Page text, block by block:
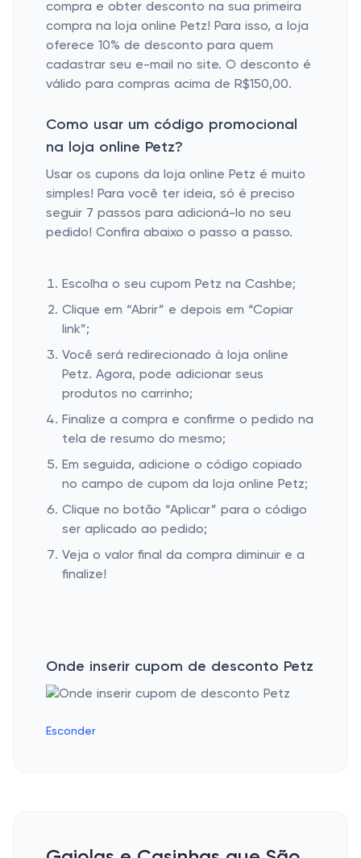
compra e obter desconto na sua primeira
compra na loja online Petz! Para isso, a loja
oferece 10% de desconto para quem
cadastrar seu e-mail no site. O desconto é
válido para compras acima de R$150,00.
Como usar um código promocional
na loja online Petz?
Usar os cupons da loja online Petz é muito
simples! Para você ter ideia, só é preciso
seguir 7 passos para adicioná-lo no seu
pedido! Confira abaixo o passo a passo.
Escolha o seu cupom Petz na Cashbe;
Clique em “Abrir” e depois em “Copiar
link”;
Você será redirecionado à loja online
Petz. Agora, pode adicionar seus
produtos no carrinho;
Finalize a compra e confirme o pedido na
tela de resumo do mesmo;
Em seguida, adicione o código copiado
no campo de cupom da loja online Petz;
Clique no botão “Aplicar” para o código
ser aplicado ao pedido;
Veja o valor final da compra diminuir e a
finalize!
Onde inserir cupom de desconto Petz
Esconder